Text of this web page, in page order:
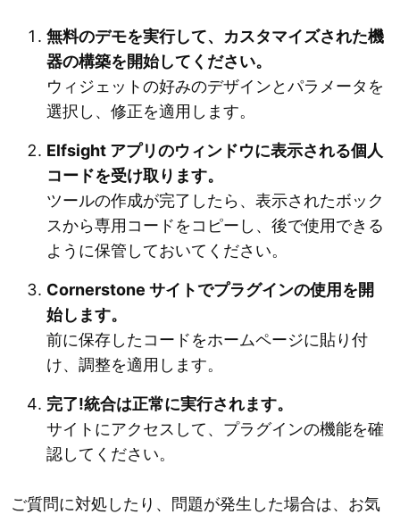
無料のデモを実行して、カスタマイズされた機
器の構築を開始してください。
ウィジェットの好みのデザインとパラメータを
選択し、修正を適用します。
Elfsight アプリのウィンドウに表示される個人
コードを受け取ります。
ツールの作成が完了したら、表示されたボック
スから専用コードをコピーし、後で使用できる
ように保管しておいてください。
Cornerstone サイトでプラグインの使用を開
始します。
前に保存したコードをホームページに貼り付
け、調整を適用します。
完了!統合は正常に実行されます。
サイトにアクセスして、プラグインの機能を確
認してください。
ご質問に対処したり、問題が発生した場合は、お気